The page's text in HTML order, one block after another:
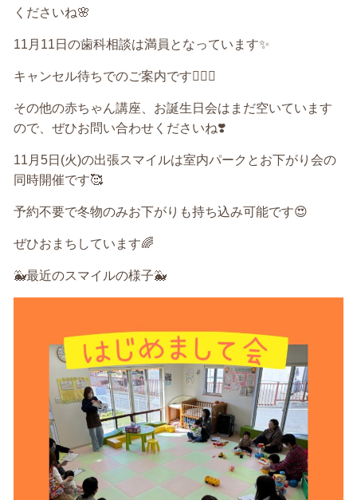
くださいね🌸
11月11日の歯科相談は満員となっています✨
キャンセル待ちでのご案内です🙇🏻‍♀️
その他の赤ちゃん講座、お誕生日会はまだ空いています
ので、ぜひお問い合わせくださいね❣️
11月5日(火)の出張スマイルは室内パークとお下がり会の
同時開催です🥰
予約不要で冬物のみお下がりも持ち込み可能です😍
ぜひおまちしています🌈
🐳最近のスマイルの様子🐳